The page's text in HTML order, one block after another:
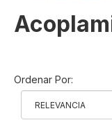
Ordenar Por: